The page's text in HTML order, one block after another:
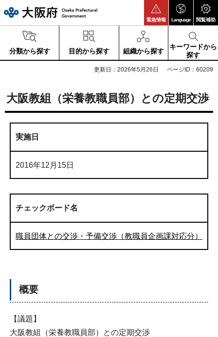
緊急情報 Language 閲覧補助
分類から探す 目的から探す 組織から探す
キーワードから
探す
更新日：2026年5月26日 ページID：60209
大阪教組（栄養教職員部）との定期交渉
実施日
2016年12月15日
チェックボード名
職員団体との交渉・予備交渉（教職員企画課対応分）
概要
【議題】
大阪教組（栄養教職員部）との定期交渉